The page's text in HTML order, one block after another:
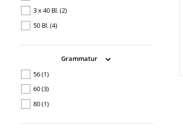
3 x 40 Bl.(2)
50 Bl.(4)
Grammatur
56(1)
60(3)
80(1)